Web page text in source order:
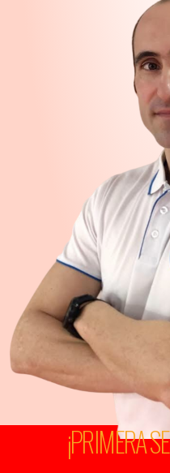
¡PRIMERA